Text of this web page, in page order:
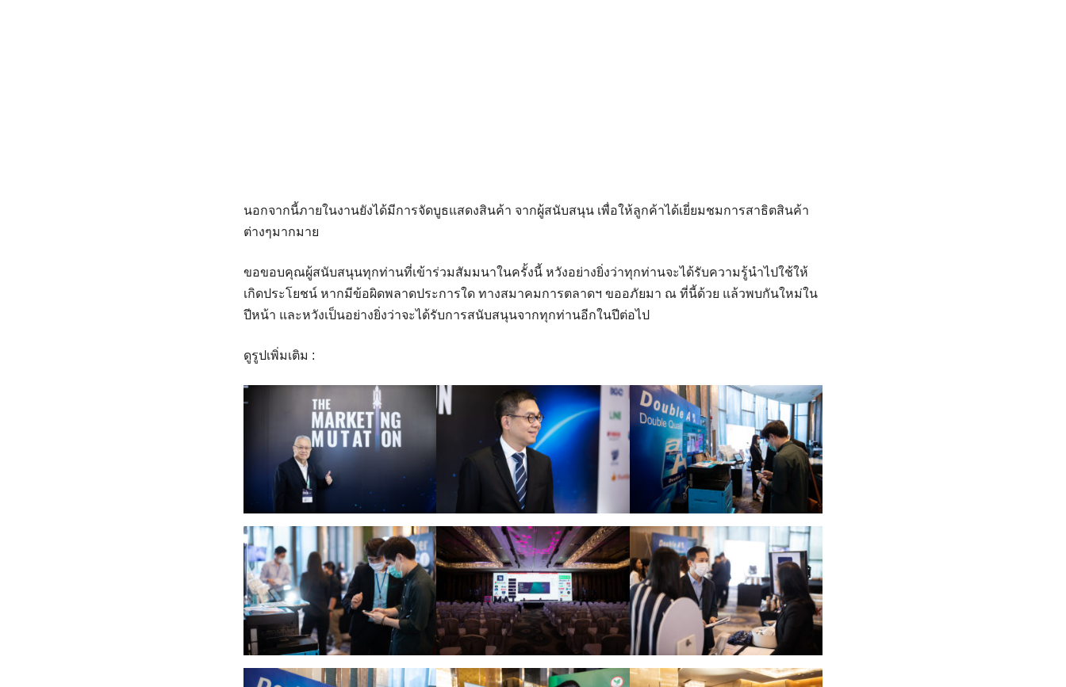
นอกจากนี้ภายในงานยังได้มีการจัดบูธแสดงสินค้า จากผู้สนับสนุน เพื่อให้ลูกค้าได้เยี่ยมชมการสาธิตสินค้า
ต่างๆมากมาย
ขอขอบคุณผู้สนับสนุนทุกท่านที่เข้าร่วมสัมมนาในครั้งนี้ หวังอย่างยิ่งว่าทุกท่านจะได้รับความรู้นำไปใช้ให้
เกิดประโยชน์ หากมีข้อผิดพลาดประการใด ทางสมาคมการตลาดฯ ขออภัยมา ณ ที่นี้ด้วย แล้วพบกันใหม่ใน
ปีหน้า และหวังเป็นอย่างยิ่งว่าจะได้รับการสนับสนุนจากทุกท่านอีกในปีต่อไป
ดูรูปเพิ่มเติม :